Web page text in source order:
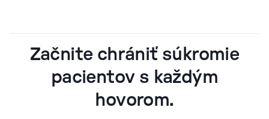
Začnite chrániť súkromie
pacientov s každým
hovorom.